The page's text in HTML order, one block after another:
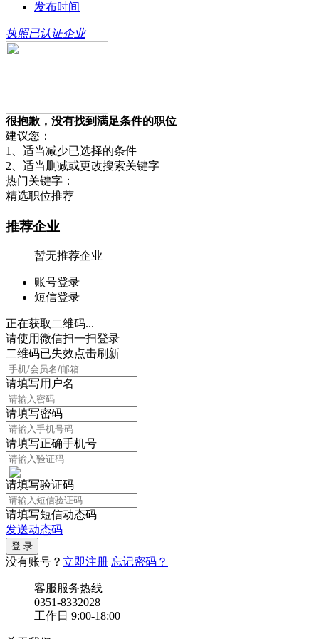
发布时间
执照已认证企业
很抱歉，没有找到满足条件的职位
建议您：
1、适当减少已选择的条件
2、适当删减或更改搜索关键字
热门关键字：
精选职位推荐
推荐企业
暂无推荐企业
账号登录
短信登录
正在获取二维码...
请使用微信扫一扫登录
二维码已失效点击刷新
请填写用户名
请填写密码
请填写正确手机号
请填写验证码
请填写短信动态码
发送动态码
没有账号？ 立即注册 忘记密码？
客服服务热线
0351-8332028
工作日 9:00-18:00